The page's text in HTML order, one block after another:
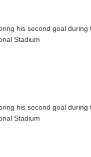
his second goal
Stadium
his second goal
Stadium